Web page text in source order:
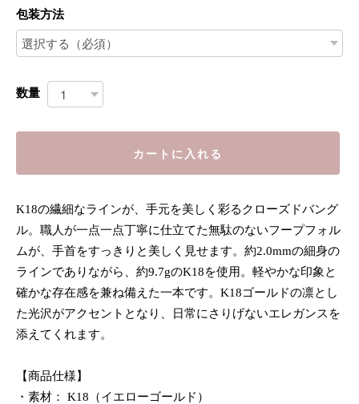
包装方法
数量
カートに入れる
K18の繊細なラインが、手元を美しく彩るクローズドバング
ル。職人が一点一点丁寧に仕立てた無駄のないフープフォル
ムが、手首をすっきりと美しく見せます。約2.0mmの細身の
ラインでありながら、約9.7gのK18を使用。軽やかな印象と
確かな存在感を兼ね備えた一本です。K18ゴールドの凛とし
た光沢がアクセントとなり、日常にさりげないエレガンスを
添えてくれます。
【商品仕様】
・素材： K18（イエローゴールド）